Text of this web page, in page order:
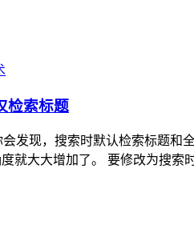
检索标题
会发现，搜索时默认检索标题
就大大增加了。 要修改为搜索